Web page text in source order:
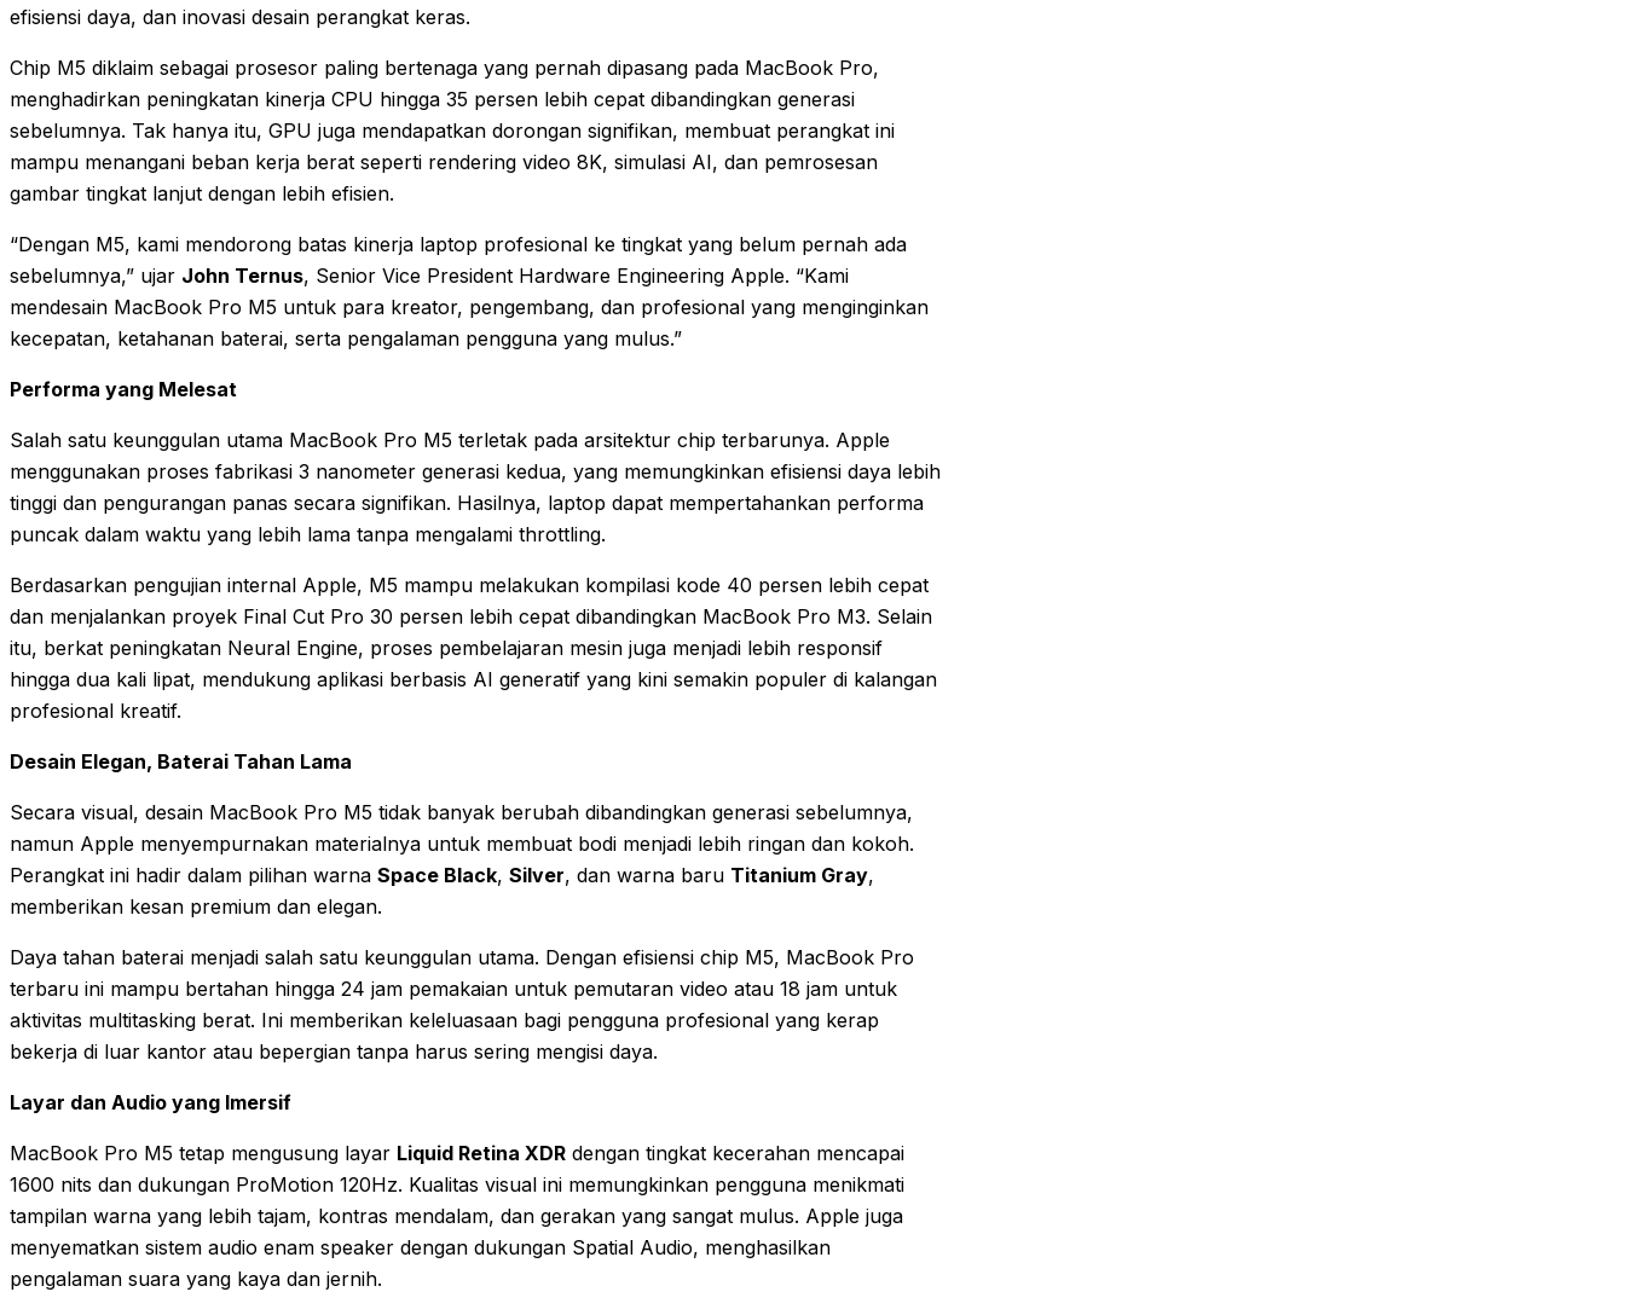
efisiensi daya, dan inovasi desain perangkat keras.
Chip M5 diklaim sebagai prosesor paling bertenaga yang pernah dipasang pada MacBook Pro,
menghadirkan peningkatan kinerja CPU hingga 35 persen lebih cepat dibandingkan generasi
sebelumnya. Tak hanya itu, GPU juga mendapatkan dorongan signifikan, membuat perangkat ini
mampu menangani beban kerja berat seperti rendering video 8K, simulasi AI, dan pemrosesan
gambar tingkat lanjut dengan lebih efisien.
“Dengan M5, kami mendorong batas kinerja laptop profesional ke tingkat yang belum pernah ada
sebelumnya,” ujar John Ternus, Senior Vice President Hardware Engineering Apple. “Kami
mendesain MacBook Pro M5 untuk para kreator, pengembang, dan profesional yang menginginkan
kecepatan, ketahanan baterai, serta pengalaman pengguna yang mulus.”
Performa yang Melesat
Salah satu keunggulan utama MacBook Pro M5 terletak pada arsitektur chip terbarunya. Apple
menggunakan proses fabrikasi 3 nanometer generasi kedua, yang memungkinkan efisiensi daya lebih
tinggi dan pengurangan panas secara signifikan. Hasilnya, laptop dapat mempertahankan performa
puncak dalam waktu yang lebih lama tanpa mengalami throttling.
Berdasarkan pengujian internal Apple, M5 mampu melakukan kompilasi kode 40 persen lebih cepat
dan menjalankan proyek Final Cut Pro 30 persen lebih cepat dibandingkan MacBook Pro M3. Selain
itu, berkat peningkatan Neural Engine, proses pembelajaran mesin juga menjadi lebih responsif
hingga dua kali lipat, mendukung aplikasi berbasis AI generatif yang kini semakin populer di kalangan
profesional kreatif.
Desain Elegan, Baterai Tahan Lama
Secara visual, desain MacBook Pro M5 tidak banyak berubah dibandingkan generasi sebelumnya,
namun Apple menyempurnakan materialnya untuk membuat bodi menjadi lebih ringan dan kokoh.
Perangkat ini hadir dalam pilihan warna Space Black, Silver, dan warna baru Titanium Gray,
memberikan kesan premium dan elegan.
Daya tahan baterai menjadi salah satu keunggulan utama. Dengan efisiensi chip M5, MacBook Pro
terbaru ini mampu bertahan hingga 24 jam pemakaian untuk pemutaran video atau 18 jam untuk
aktivitas multitasking berat. Ini memberikan keleluasaan bagi pengguna profesional yang kerap
bekerja di luar kantor atau bepergian tanpa harus sering mengisi daya.
Layar dan Audio yang Imersif
MacBook Pro M5 tetap mengusung layar Liquid Retina XDR dengan tingkat kecerahan mencapai
1600 nits dan dukungan ProMotion 120Hz. Kualitas visual ini memungkinkan pengguna menikmati
tampilan warna yang lebih tajam, kontras mendalam, dan gerakan yang sangat mulus. Apple juga
menyematkan sistem audio enam speaker dengan dukungan Spatial Audio, menghasilkan
pengalaman suara yang kaya dan jernih.